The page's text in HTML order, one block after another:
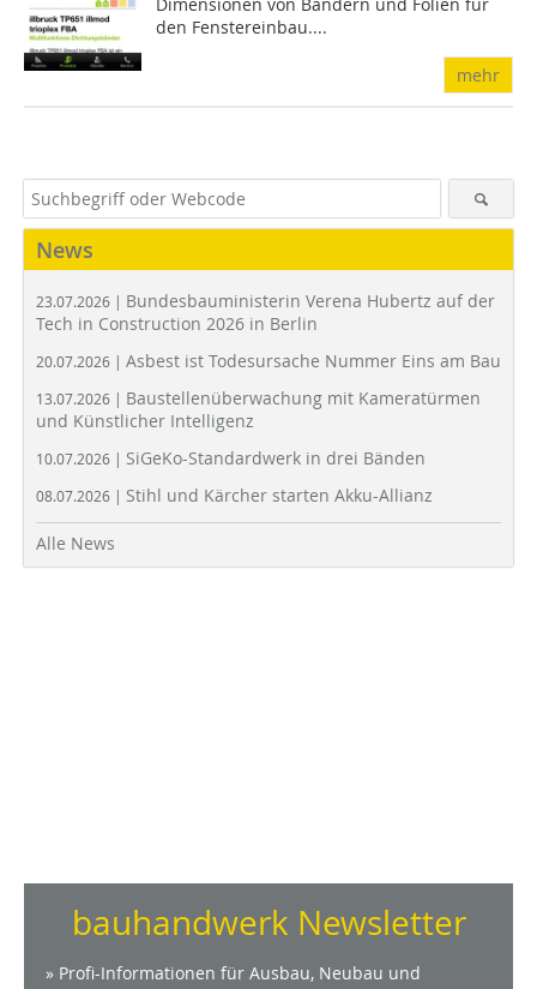
Dimensionen von Bändern und Folien für
den Fenstereinbau....
mehr
News
23.07.2026 | Bundesbauministerin Verena Hubertz auf der
Tech in Construction 2026 in Berlin
20.07.2026 | Asbest ist Todesursache Nummer Eins am Bau
13.07.2026 | Baustellenüberwachung mit Kameratürmen
und Künstlicher Intelligenz
10.07.2026 | SiGeKo-Standardwerk in drei Bänden
08.07.2026 | Stihl und Kärcher starten Akku-Allianz
Alle News
bauhandwerk Newsletter
» Profi-Informationen für Ausbau, Neubau und